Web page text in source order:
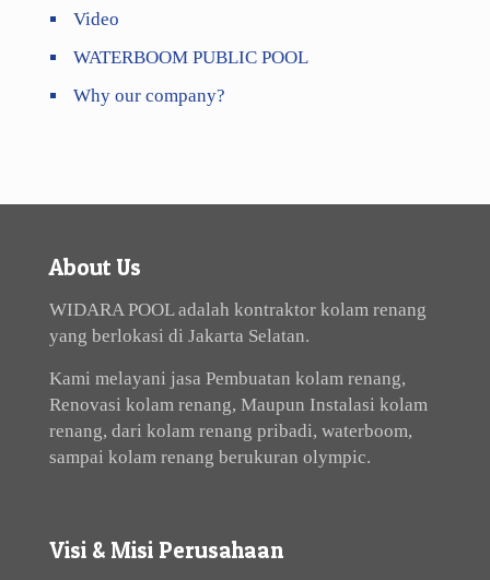
Video
WATERBOOM PUBLIC POOL
Why our company?
About Us
WIDARA POOL adalah kontraktor kolam renang
yang berlokasi di Jakarta Selatan.
Kami melayani jasa Pembuatan kolam renang,
Renovasi kolam renang, Maupun Instalasi kolam
renang, dari kolam renang pribadi, waterboom,
sampai kolam renang berukuran olympic.
Visi & Misi Perusahaan